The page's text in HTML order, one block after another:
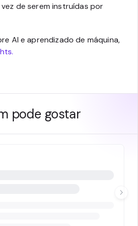
de serem instruídas por
AI e aprendizado de máquina,
pode gostar